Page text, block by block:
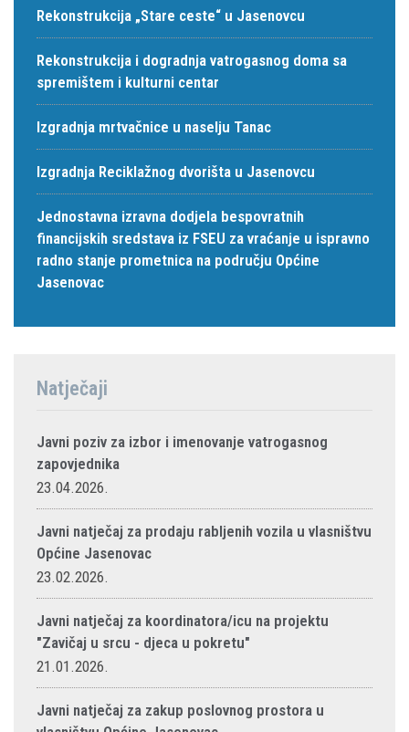
Rekonstrukcija „Stare ceste“ u Jasenovcu
Rekonstrukcija i dogradnja vatrogasnog doma sa
spremištem i kulturni centar
Izgradnja mrtvačnice u naselju Tanac
Izgradnja Reciklažnog dvorišta u Jasenovcu
Jednostavna izravna dodjela bespovratnih
financijskih sredstava iz FSEU za vraćanje u ispravno
radno stanje prometnica na području Općine
Jasenovac
Natječaji
Javni poziv za izbor i imenovanje vatrogasnog
zapovjednika
23.04.2026.
Javni natječaj za prodaju rabljenih vozila u vlasništvu
Općine Jasenovac
23.02.2026.
Javni natječaj za koordinatora/icu na projektu
"Zavičaj u srcu - djeca u pokretu"
21.01.2026.
Javni natječaj za zakup poslovnog prostora u